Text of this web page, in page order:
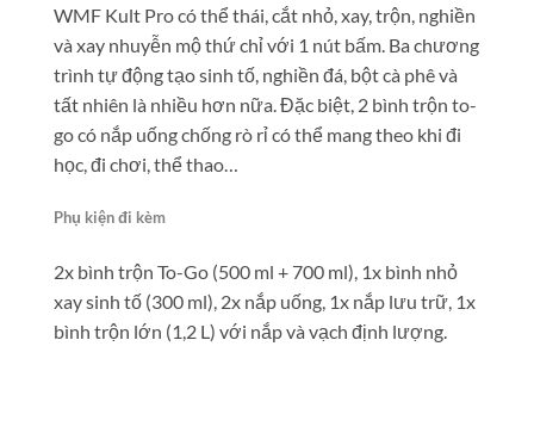
WMF Kult Pro có thể thái, cắt nhỏ, xay, trộn, nghiền
và xay nhuyễn mộ thứ chỉ với 1 nút bấm. Ba chương
trình tự động tạo sinh tố, nghiền đá, bột cà phê và
tất nhiên là nhiều hơn nữa. Đặc biệt, 2 bình trộn to-
go có nắp uống chống rò rỉ có thể mang theo khi đi
học, đi chơi, thể thao…
Phụ kiện đi kèm
2x bình trộn To-Go (500 ml + 700 ml), 1x bình nhỏ
xay sinh tố (300 ml), 2x nắp uống, 1x nắp lưu trữ, 1x
bình trộn lớn (1,2 L) với nắp và vạch định lượng.